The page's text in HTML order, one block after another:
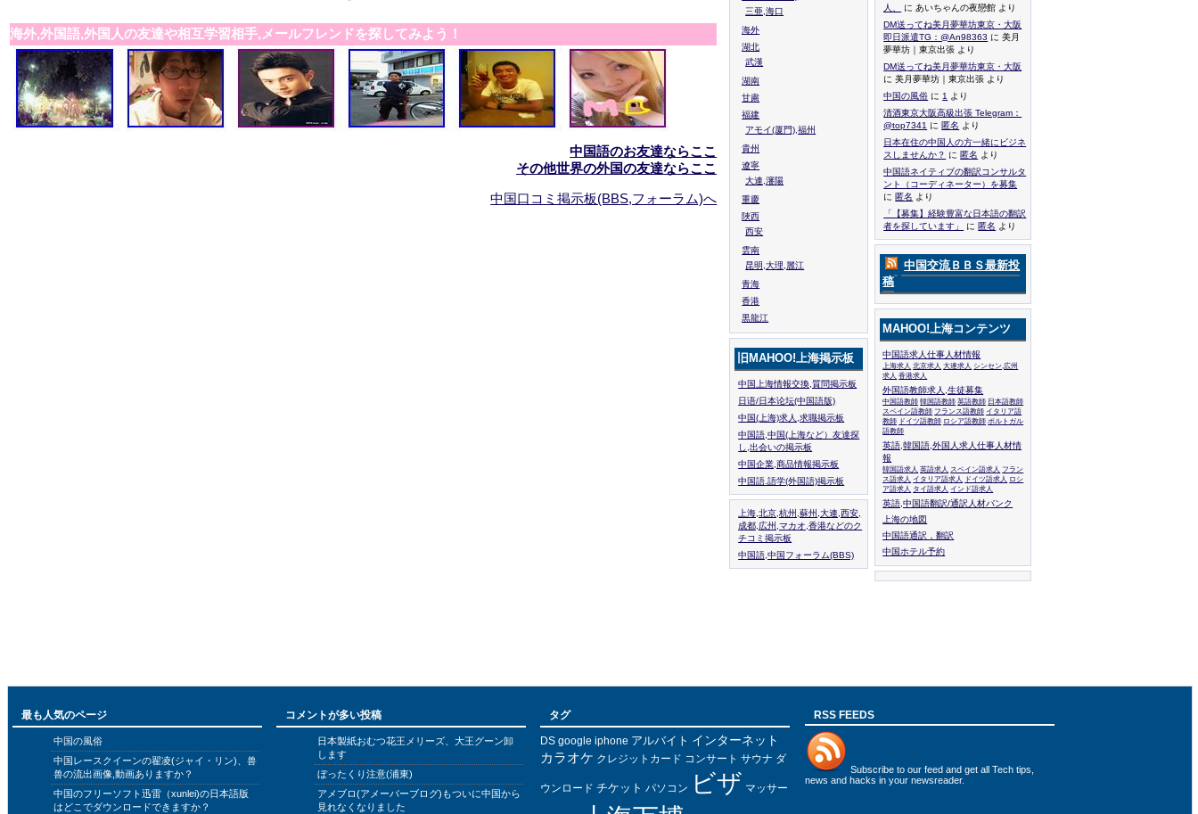
海外,外国語,外国人の友達や相互学習相手,メールフレンドを探してみよう！
中国語のお友達ならここ
その他世界の外国の友達ならここ
中国口コミ掲示板(BBS,フォーラム)へ
三亜,海口
海外
湖北
武漢
湖南
甘粛
福建
アモイ(厦門),福州
貴州
遼寧
大連,瀋陽
重慶
陜西
西安
雲南
昆明,大理,麗江
青海
香港
黒龍江
旧MAHOO!上海掲示板
中国上海情報交換,質問掲示板
日语/日本论坛(中国語版)
中国(上海)求人,求職掲示板
中国語,中国(上海など）友達探
し,出会いの掲示板
中国企業,商品情報掲示板
中国語.語学(外国語)掲示板
上海,北京,杭州,蘇州,大連,西安,
成都,広州,マカオ,香港などのク
チコミ掲示板
中国語,中国フォーラム(BBS)
人、
に あいちゃんの夜戀館 より
DM送ってね美月夢華坊東京・大阪
即日派遣TG：@An98363 に 美月
夢華坊｜東京出張 より
DM送ってね美月夢華坊東京・大阪
に 美月夢華坊｜東京出張 より
中国の風俗 に 1
より
清酒東京大阪高級出張 Telegram：
@top7341 に 匿名 より
日本在住の中国人の方一緒にビジネ
スしませんか？ に 匿名 より
中国語ネイティブの翻訳コンサルタ
ント（コーディネーター）を募集
に 匿名 より
「【募集】経験豊富な日本語の翻訳
者を探しています」
に 匿名 より
中国交流ＢＢＳ最新投
稿
MAHOO!上海コンテンツ
中国語求人仕事人材情報
上海求人 北京求人 大連求人 シンセン,広州
求人 香港求人
外国語教師求人,生徒募集
中国語教師 韓国語教師 英語教師 日本語教師
スペイン語教師 フランス語教師 イタリア語
教師 ドイツ語教師 ロシア語教師 ポルトガル
語教師
英語,韓国語,外国人求人仕事人材情
報
韓国語求人 英語求人 スペイン語求人 フラン
ス語求人 イタリア語求人 ドイツ語求人 ロシ
ア語求人 タイ語求人 インド語求人
英語,中国語翻訳/通訳人材バンク
上海の地図
中国語通訳，翻訳
中国ホテル予約
最も人気のページ
中国の風俗
中国レースクイーンの翟凌(ジャイ・リン)、兽
兽の流出画像,動画ありますか？
中国のフリーソフト迅雷（xunlei)の日本語版
はどこでダウンロードできますか？
コメントが多い投稿
日本製紙おむつ花王メリーズ、大王グーン卸
します
ぼったくり注意(浦東)
アメブロ(アメーバーブログ)もついに中国から
見れなくなりました
タグ
DS google iphone アルバイト インターネット
カラオケ クレジットカード コンサート サウナ ダ
ウンロード チケット パソコン ビザ マッサー
RSS FEEDS
Subscribe to our feed and get all Tech tips,
news and hacks in your newsreader.